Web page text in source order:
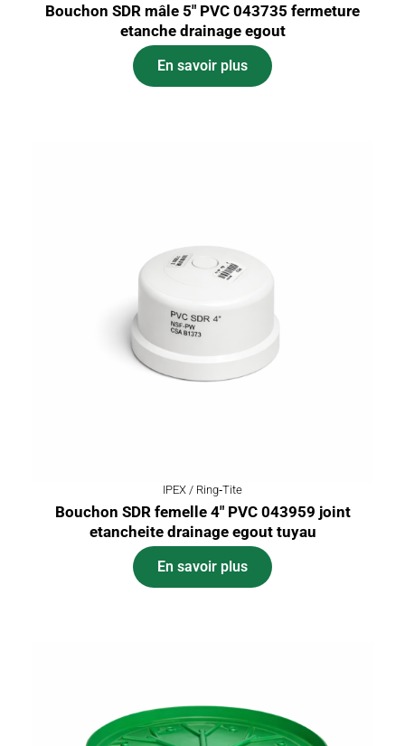
Bouchon SDR mâle 5″ PVC 043735 fermeture
etanche drainage egout
En savoir plus
IPEX / Ring‑Tite
Bouchon SDR femelle 4″ PVC 043959 joint
etancheite drainage egout tuyau
En savoir plus